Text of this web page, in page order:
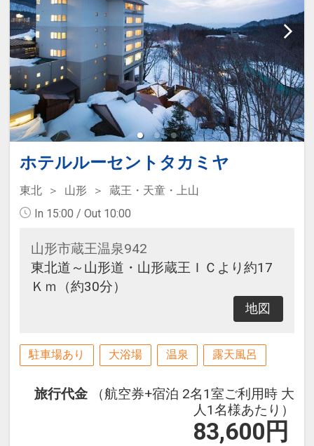
ホテルルーセントタカミヤ
東北 山形
蔵王・天童・上山
In 15:00 / Out 10:00
山形市蔵王温泉942
東北道～山形道・山形蔵王ＩＣより約17
Ｋｍ（約30分）
地図
駐車場あり 大浴場 温泉 露天風呂
旅行代金
（航空券+宿泊 2名1室ご利用時 大
人1名様あたり）
83,600 円